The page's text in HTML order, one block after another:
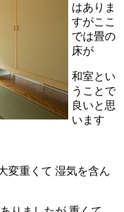
はありま
すがここ
では畳の
床が
和室とい
うことで
良いと思
います
変重くて 湿気を含ん